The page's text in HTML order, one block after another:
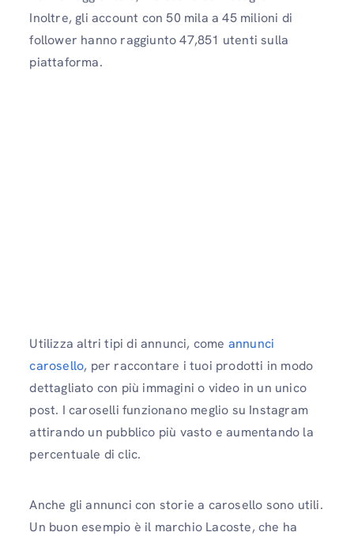
Inoltre, gli account con 50 mila a 45 milioni di
follower hanno raggiunto 47,851 utenti sulla
piattaforma.
Utilizza altri tipi di annunci, come annunci
carosello, per raccontare i tuoi prodotti in modo
dettagliato con più immagini o video in un unico
post. I caroselli funzionano meglio su Instagram
attirando un pubblico più vasto e aumentando la
percentuale di clic.
Anche gli annunci con storie a carosello sono utili.
Un buon esempio è il marchio Lacoste, che ha